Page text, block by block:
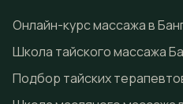
Онлайн-курс массажа в
Школа тайского массажа
Подбор тайских